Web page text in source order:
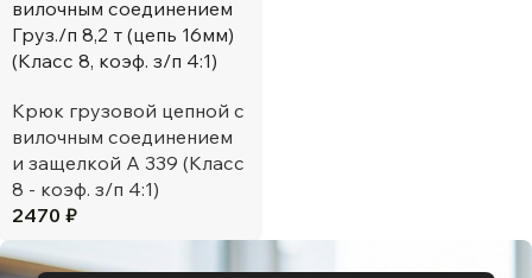
вилочным соединением
Груз./п 8,2 т (цепь 16мм)
(Класс 8, коэф. з/п 4:1)
Крюк грузовой цепной с
вилочным соединением
и защелкой А 339 (Класс
8 - коэф. з/п 4:1)
2470 ₽